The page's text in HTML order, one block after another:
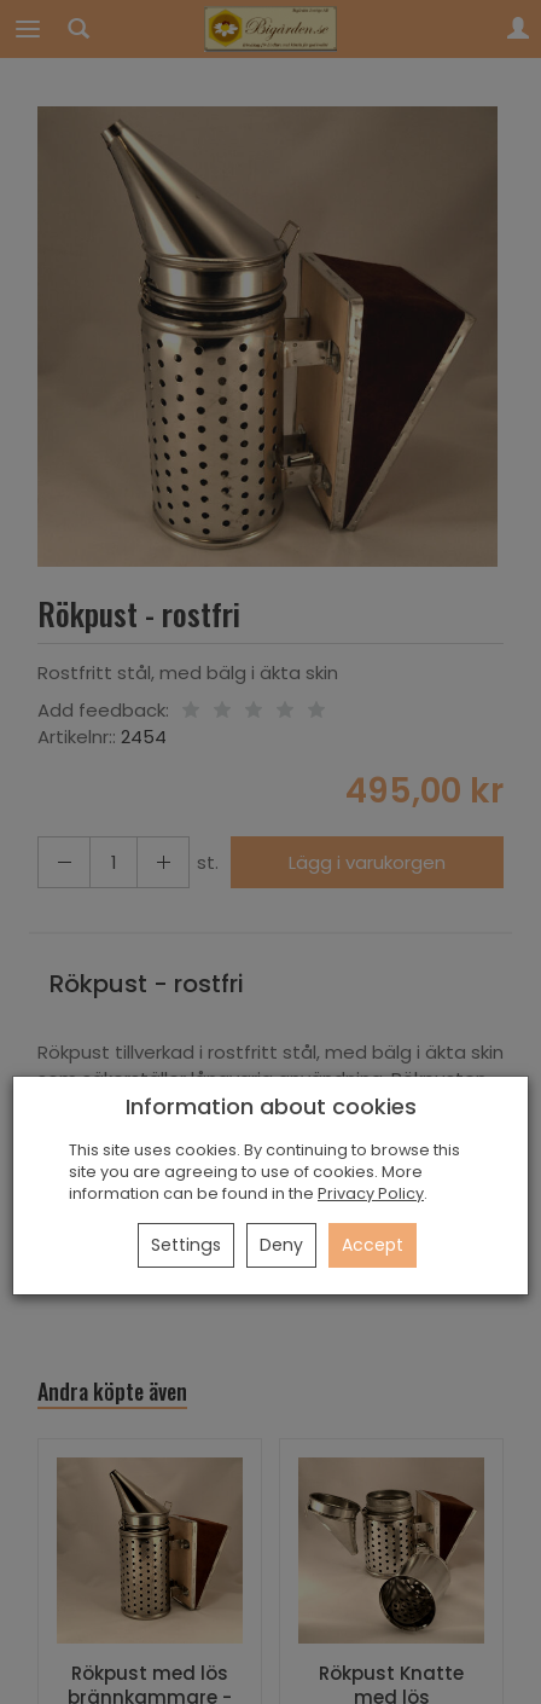
Rökpust - rostfri
Rostfritt stål, med bälg i äkta skin
Add feedback:
Artikelnr:: 2454
495,00 kr
st. Lägg i varukorgen
Rökpust - rostfri
Rökpust tillverkad i rostfritt stål, med bälg i äkta skin
som säkerställer långvarig användning. Rökpusten
har dubbla plåthöljen, som ett extra skydd mot
Tillverkas på beställning med gediget handarbete.
Rökpustens bälg och tratt är utbytbara.
Andra köpte även
Rökpust med lös
brännkammare -
Rökpust Knatte
med lös
Information about cookies
This site uses cookies. By continuing to browse this
site you are agreeing to use of cookies. More
information can be found in the Privacy Policy.
Settings Deny Accept